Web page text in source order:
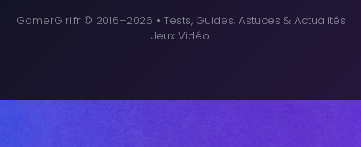
GamerGirl.fr © 2016–2026 • Tests, Guides, Astuces & Actualités
Jeux Vidéo